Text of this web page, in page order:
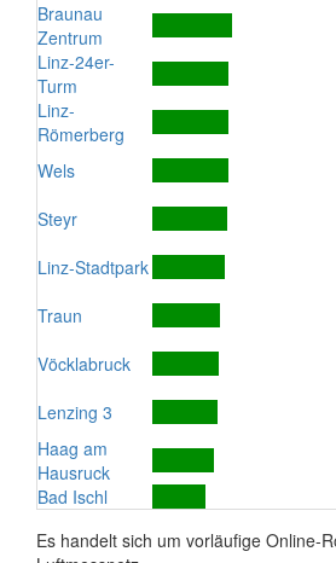
Braunau
Zentrum
Linz-24er-
Turm
Linz-
Römerberg
Wels
Steyr
Linz-Stadtpark
Traun
Vöcklabruck
Lenzing 3
Haag am
Hausruck
Bad Ischl
Es handelt sich um vorläufige Online-